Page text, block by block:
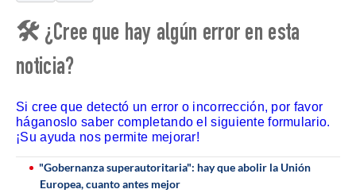
🛠 ¿Cree que hay algún error en esta
noticia?
Si cree que detectó un error o incorrección, por favor
háganoslo saber completando el siguiente formulario.
¡Su ayuda nos permite mejorar!
"Gobernanza superautoritaria": hay que abolir la Unión
Europea, cuanto antes mejor